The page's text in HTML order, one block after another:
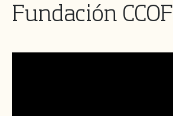
Fundación CCOF